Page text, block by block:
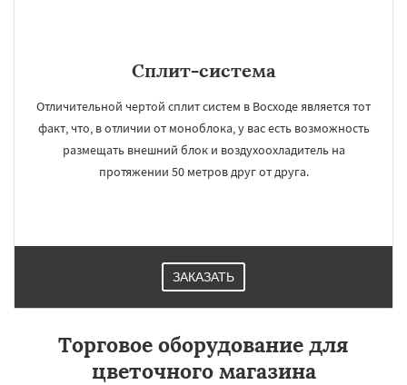
Жилево
Заречье Зеленоградск
Лесной Лесной Городок Лопатино
Лотошино
Малаховка Менделеевск
Михнево Монино Нахабино
Октябрьский
Правдинский
Решетниково Родники
Черкизово Черусти Шаховская
Сплит-система
Отличительной чертой сплит систем в Восходе является тот
факт, что, в отличии от моноблока, у вас есть возможность
размещать внешний блок и воздухоохладитель на
протяжении 50 метров друг от друга.
ЗАКАЗАТЬ
Торговое оборудование для
цветочного магазина
Даю согласие на обработку персональных данных